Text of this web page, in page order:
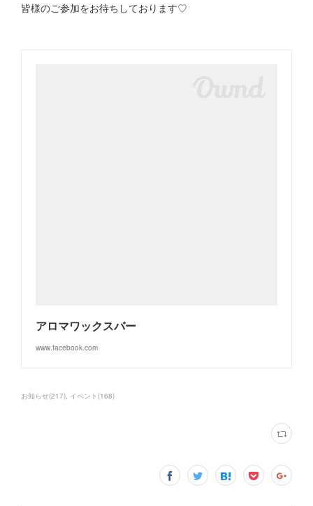
皆様のご参加をお待ちしております♡
アロマワックスバー
www.facebook.com
お知らせ(217) イベント (168)